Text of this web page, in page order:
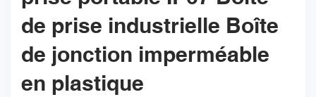
de prise industrielle Boîte
de jonction imperméable
en plastique